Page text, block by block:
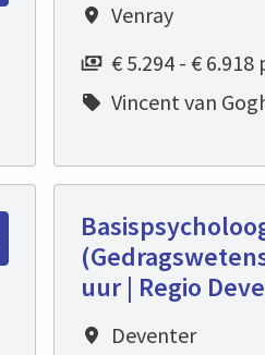
Venray
€ 5.294 - €
Vincent van
uur | Regio
Deventer